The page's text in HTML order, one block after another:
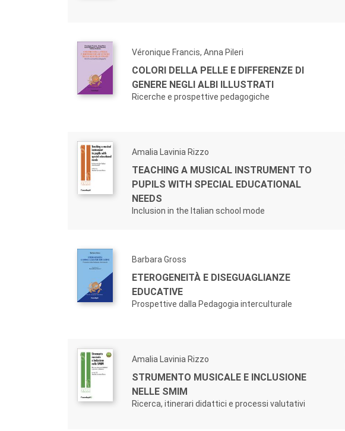
Véronique Francis, Anna Pileri
COLORI DELLA PELLE E DIFFERENZE DI
GENERE NEGLI ALBI ILLUSTRATI
Ricerche e prospettive pedagogiche
Amalia Lavinia Rizzo
TEACHING A MUSICAL INSTRUMENT TO
PUPILS WITH SPECIAL EDUCATIONAL
NEEDS
Inclusion in the Italian school mode
Barbara Gross
ETEROGENEITÀ E DISEGUAGLIANZE
EDUCATIVE
Prospettive dalla Pedagogia interculturale
Amalia Lavinia Rizzo
STRUMENTO MUSICALE E INCLUSIONE
NELLE SMIM
Ricerca, itinerari didattici e processi valutativi